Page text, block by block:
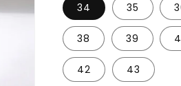
34 35
38 39
42 43